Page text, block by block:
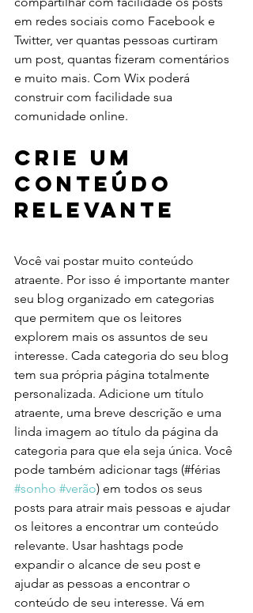
em redes sociais como Facebook e
Twitter, ver quantas pessoas curtiram
um post, quantas fizeram comentários
e muito mais. Com Wix poderá
construir com facilidade sua
comunidade online.
Crie um
Conteúdo
Relevante
Você vai postar muito conteúdo
atraente. Por isso é importante manter
seu blog organizado em categorias
que permitem que os leitores
explorem mais os assuntos de seu
interesse. Cada categoria do seu blog
tem sua própria página totalmente
personalizada. Adicione um título
atraente, uma breve descrição e uma
linda imagem ao título da página da
categoria para que ela seja única. Você
pode também adicionar tags (#férias
#sonho #verão) em todos os seus
posts para atrair mais pessoas e ajudar
os leitores a encontrar um conteúdo
relevante. Usar hashtags pode
expandir o alcance de seu post e
ajudar as pessoas a encontrar o
conteúdo de seu interesse. Vá em